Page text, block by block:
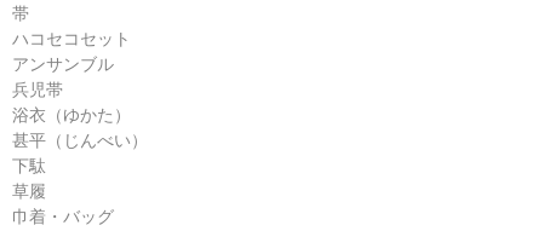
帯
ハコセコセット
アンサンブル
兵児帯
浴衣（ゆかた）
甚平（じんべい）
下駄
草履
巾着・バッグ